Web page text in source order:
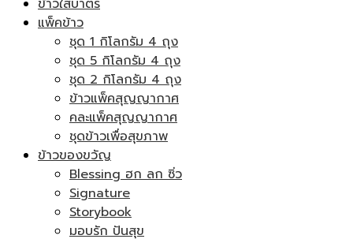
ข้าวใส่บาตร
แพ็คข้าว
ชุด 1 กิโลกรัม 4 ถุง
ชุด 5 กิโลกรัม 4 ถุง
ชุด 2 กิโลกรัม 4 ถุง
ข้าวแพ็คสุญญากาศ
คละแพ็คสุญญากาศ
ชุดข้าวเพื่อสุขภาพ
ข้าวของขวัญ
Blessing ฮก ลก ซิ่ว
Signature
Storybook
มอบรัก ปันสุข